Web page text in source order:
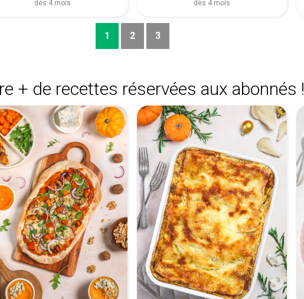
dès 4 mois dès 4 mois
1 2 3
+ de recettes réservées aux abonnés !